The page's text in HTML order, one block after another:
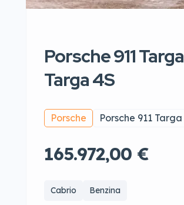
Porsche 911 Targa
Targa 4S
Porsche Porsche 911 Targa
165.972,00 €
Cabrio Benzina